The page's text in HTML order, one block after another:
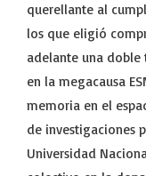
querellante al
los que eligió
adelante una doble
en la megacausa
memoria en el
de investigaciones
Universidad